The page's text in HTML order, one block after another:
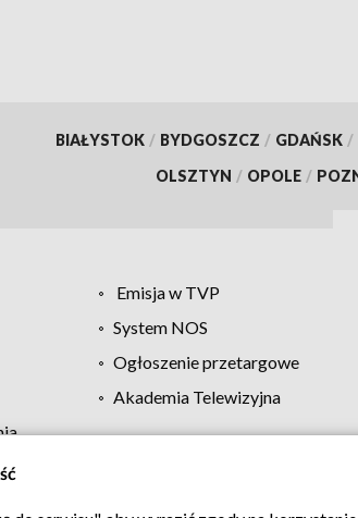
BIAŁYSTOK / BYDGOSZCZ / GDAŃSK /
OLSZTYN / OPOLE /
Emisja w TVP
System NOS
Ogłoszenie przetargowe
Akademia Telewizyjna
Regulamin TVP Polityka